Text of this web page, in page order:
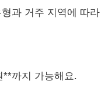
과 거주 지역에 따라
까지 가능해요.